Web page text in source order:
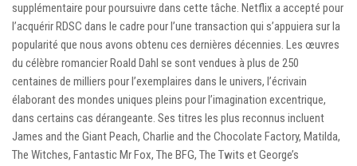
supplémentaire pour poursuivre dans cette tâche. Netflix a accepté pour
l’acquérir RDSC dans le cadre pour l’une transaction qui s’appuiera sur la
popularité que nous avons obtenu ces dernières décennies. Les œuvres
du célèbre romancier Roald Dahl se sont vendues à plus de 250
centaines de milliers pour l’exemplaires dans le univers, l’écrivain
élaborant des mondes uniques pleins pour l’imagination excentrique,
dans certains cas dérangeante. Ses titres les plus reconnus incluent
James and the Giant Peach, Charlie and the Chocolate Factory, Matilda,
The Witches, Fantastic Mr Fox, The BFG, The Twits et George’s